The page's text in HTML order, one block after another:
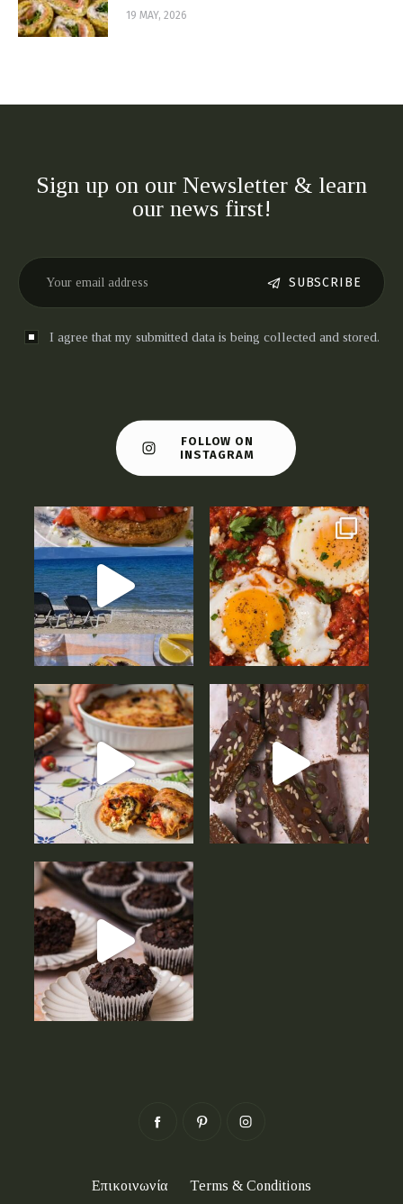
19 MAY, 2026
Sign up on our Newsletter & learn
our news first!
SUBSCRIBE
I agree that my submitted data is being collected and stored.
FOLLOW ON
INSTAGRAM
Επικοινωνία Terms & Conditions